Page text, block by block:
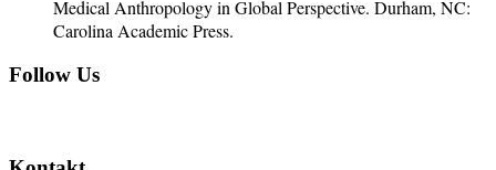
Medical Anthropology in Global Perspective. Durham, NC:
Carolina Academic Press.
Follow Us